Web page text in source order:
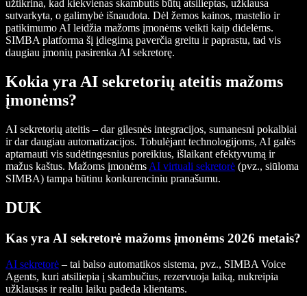
užtikrina, kad kiekvienas skambutis būtų atsilieptas, užklausa
sutvarkyta, o galimybė išnaudota. Dėl žemos kainos, mastelio ir
patikimumo AI leidžia mažoms įmonėms veikti kaip didelėms.
SIMBA platforma šį įdiegimą paverčia greitu ir paprastu, tad vis
daugiau įmonių pasirenka AI sekretorę.
Kokia yra AI sekretorių ateitis mažoms
įmonėms?
AI sekretorių ateitis – dar gilesnės integracijos, sumanesni pokalbiai
ir dar daugiau automatizacijos. Tobulėjant technologijoms, AI galės
aptarnauti vis sudėtingesnius poreikius, išlaikant efektyvumą ir
mažus kaštus. Mažoms įmonėms AI virtuali sekretorė (pvz., siūloma
SIMBA) tampa būtinu konkurenciniu pranašumu.
DUK
Kas yra AI sekretorė mažoms įmonėms 2026 metais?
AI sekretorė – tai balso automatikos sistema, pvz., SIMBA Voice
Agents, kuri atsiliepia į skambučius, rezervuoja laiką, nukreipia
užklausas ir realiu laiku padeda klientams.